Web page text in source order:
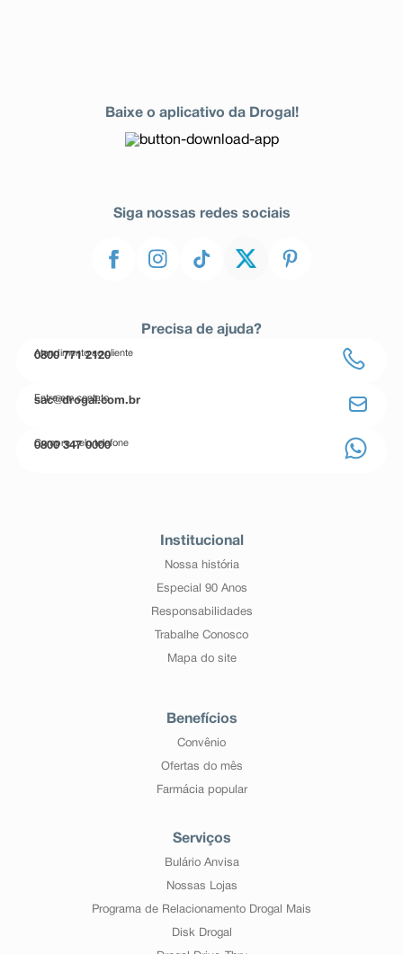
Baixe o aplicativo da Drogal!
Siga nossas redes sociais
Precisa de ajuda?
Atendimento ao cliente
0800 771 2120
Entre em contato
sac@drogal.com.br
Compre pelo telefone
0800 347 0000
Institucional
Nossa história
Especial 90 Anos
Responsabilidades
Trabalhe Conosco
Mapa do site
Benefícios
Convênio
Ofertas do mês
Farmácia popular
Serviços
Bulário Anvisa
Nossas Lojas
Programa de Relacionamento Drogal Mais
Disk Drogal